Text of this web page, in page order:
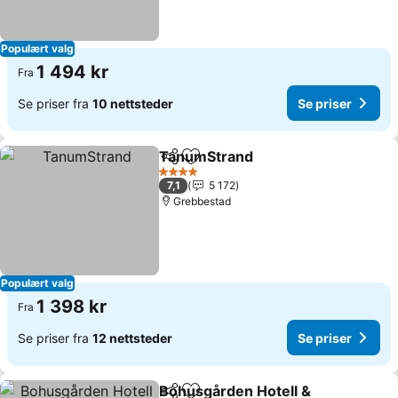
Populært valg
Fra 1 494 kr
Se priser fra 10 nettsteder Se priser
Populært valg
Del Legg til i favoritter
TanumStrand
4 Stjerner
7,1
5 172
Grebbestad
Fra 1 398 kr
Se priser fra 12 nettsteder Se priser
Bohusgården Hotell &